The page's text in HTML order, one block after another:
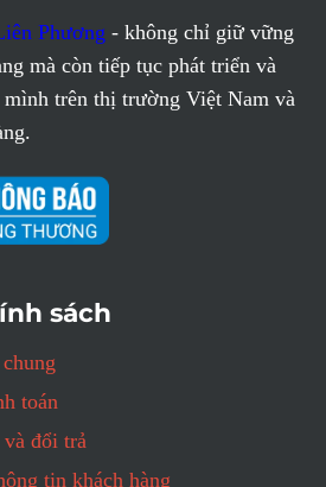
Phương - không chỉ giữ vững
mà còn tiếp tục phát triển và
trên thị trường Việt Nam và
sách
toán
và đổi trả
tin khách hàng